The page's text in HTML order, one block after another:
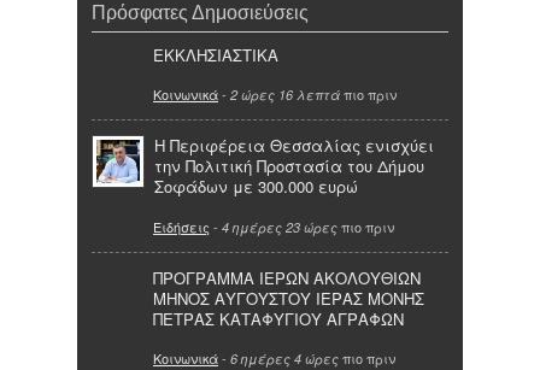
Πρόσφατες Δημοσιεύσεις
ΕΚΚΛΗΣΙΑΣΤΙΚΑ
Κοινωνικά- 2 ώρες 16 λεπτά πιο πριν
Η Περιφέρεια Θεσσαλίας ενισχύει
την Πολιτική Προστασία του Δήμου
Σοφάδων με 300.000 ευρώ
Ειδήσεις - 4 ημέρες 23 ώρες πιο πριν
ΠΡΟΓΡΑΜΜΑ ΙΕΡΩΝ ΑΚΟΛΟΥΘΙΩΝ
ΜΗΝΟΣ ΑΥΓΟΥΣΤΟΥ ΙΕΡΑΣ ΜΟΝΗΣ
ΠΕΤΡΑΣ ΚΑΤΑΦΥΓΙΟΥ ΑΓΡΑΦΩΝ
Κοινωνικά- 6 ημέρες 4 ώρες πιο πριν